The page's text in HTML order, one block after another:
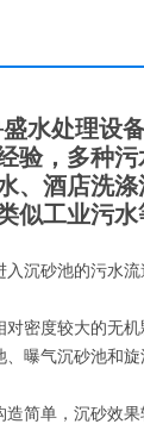
水处理设备
验，多种
、酒店洗
似工业污水
沉砂池的污水
密度较大的无
曝气沉砂池和
简单，沉砂效